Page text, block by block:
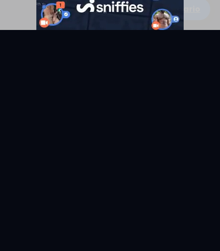
Escribe un comentario